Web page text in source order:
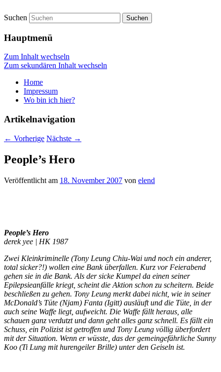
vidgames.de
Suchen
Hauptmenü
Zum Inhalt wechseln
Zum sekundären Inhalt wechseln
Home
Impressum
Wo bin ich hier?
Artikelnavigation
← Vorherige Nächste →
People’s Hero
Veröffentlicht am 18. November 2007 von elend
People’s Hero
derek yee | HK 1987
Zwei Kleinkriminelle (Tony Leung Chiu-Wai und noch ein anderer,
total sicker?!) wollen eine Bank überfallen. Kurz vor Feierabend
gehen sie in die Bank. Als der sicke Kumpel da einen seiner
Epilepsieanfälle kriegt, scheint die Aktion schon zu scheitern. Beide
beschließen zu gehen. Tony Leung merkt dabei nicht, wie in seiner
McDonald’s Tüte (Njam) Fanta (Igitt) ausläuft und die Tüte, in der
auch seine Waffe liegt, aufweicht. Die Waffe fällt heraus, alle
schauen ganz verdutzt und dann geht alles ganz schnell. Es fällt ein
Schuss, ein Polizist ist getroffen und Tony Leung völlig überfordert
mit der Situation. Wenn er wüsste, das der gemeingefährliche Sunny
Koo (Ti Lung mit hurengeiler Brille) unter den Geiseln ist.